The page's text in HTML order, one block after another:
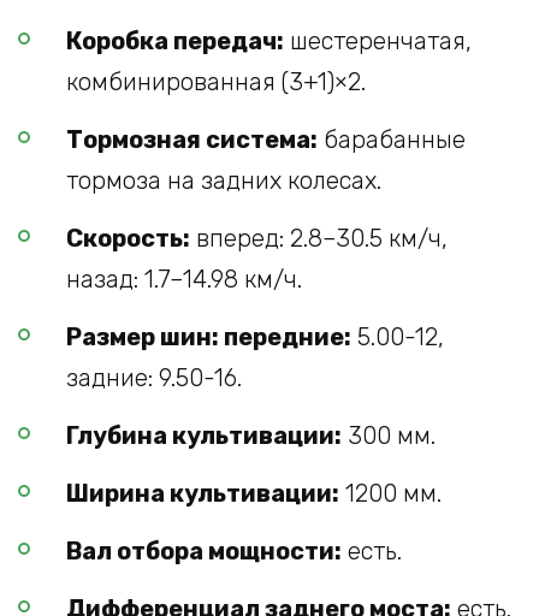
Коробка передач: шестеренчатая,
комбинированная (3+1)×2.
Тормозная система: барабанные
тормоза на задних колесах.
Скорость: вперед: 2.8–30.5 км/ч,
назад: 1.7–14.98 км/ч.
Размер шин: передние: 5.00-12,
задние: 9.50-16.
Глубина культивации: 300 мм.
Ширина культивации: 1200 мм.
Вал отбора мощности: есть.
Дифференциал заднего моста: есть.